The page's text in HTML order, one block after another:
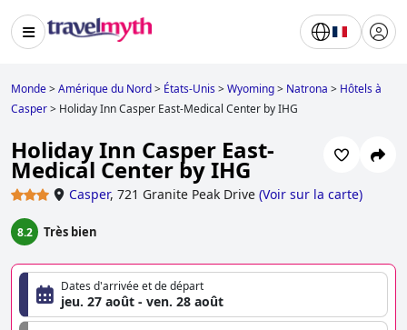
Monde>Amérique du Nord> États-Unis>Wyoming> Natrona > Hôtels à
Casper> Holiday Inn Casper East-Medical Center by IHG
Holiday Inn Casper East-
Medical Center by IHG
Casper, 721 Granite Peak Drive (Voir sur la carte)
8.2 Très bien
Dates d'arrivée et de départ
jeu. 27 août - ven. 28 août